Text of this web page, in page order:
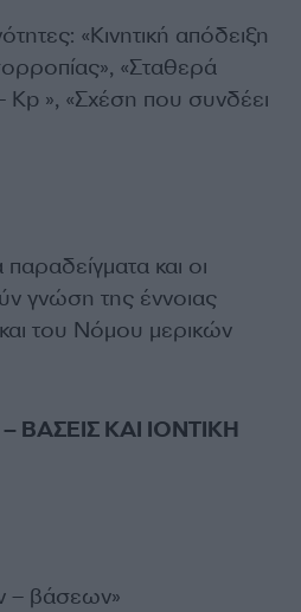
«Κινητική απόδειξη
«Σταθερά
Κp », «Σχέση που συνδέει
και οι
γνώση της έννοιας
του Νόμου μερικών
ΒΑΣΕΙΣ ΚΑΙ ΙΟΝΤΙΚΗ
– βάσεων»